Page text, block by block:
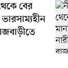
বের